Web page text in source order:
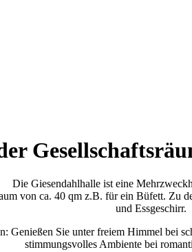
Die Giesendahlhalle ist eine
von ca. 40 qm z.B. für ein Büfett.
und Essgeschirr.
Sie unter freiem Himmel bei
stimmungsvolles Ambiente bei